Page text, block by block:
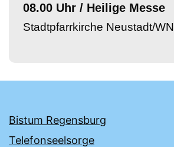
08.00 Uhr / Heilige Messe
Stadtpfarrkirche Neustadt/WN
Bistum Regensburg
Telefonseelsorge